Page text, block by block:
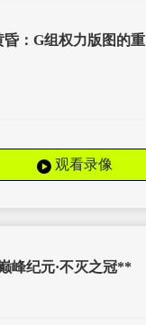
昏：G组权力版图的重
观看录像
峰纪元·不灭之冠**